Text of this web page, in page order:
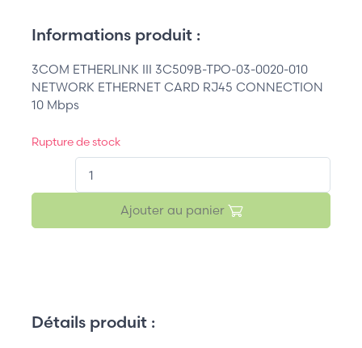
Informations produit :
3COM ETHERLINK III 3C509B-TPO-03-0020-010
NETWORK ETHERNET CARD RJ45 CONNECTION
10 Mbps
Rupture de stock
Ajouter au panier
Détails produit :